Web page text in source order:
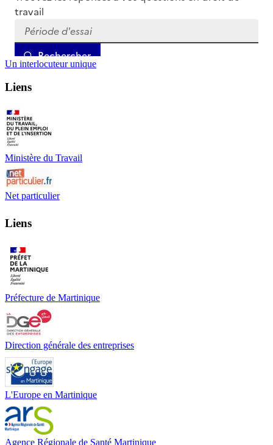
Un interlocuteur unique
Liens
Ministère du Travail
Net particulier
Liens
Préfecture de Martinique
Direction générale des entreprises
L'Europe en Martinique
Agence Régionale de Santé Martinique